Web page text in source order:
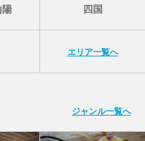
四国
エリア一覧へ
ジャンル一覧へ